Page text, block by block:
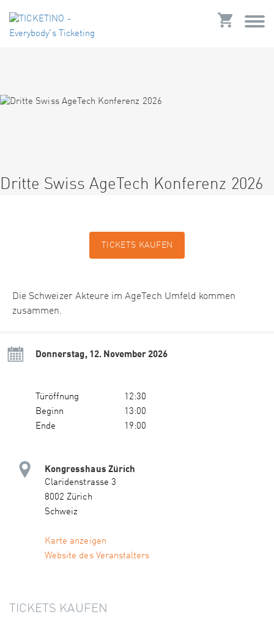
Dritte Swiss AgeTech Konferenz 2026
TICKETS KAUFEN
Die Schweizer Akteure im AgeTech Umfeld kommen
zusammen.
Donnerstag, 12. November 2026
Türöffnung
12:30
Beginn
13:00
Ende
19:00
Kongresshaus Zürich
Claridenstrasse 3
8002 Zürich
Schweiz
Karte anzeigen
Website des Veranstalters
TICKETS KAUFEN